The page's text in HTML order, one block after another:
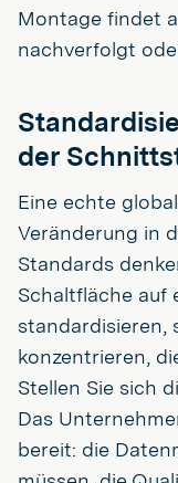
Montage findet
nachverfolgt
der
Eine echte
Veränderung in
Standards
Schaltfläche auf
standardisieren,
konzentrieren,
Stellen Sie sich
Das
bereit: die